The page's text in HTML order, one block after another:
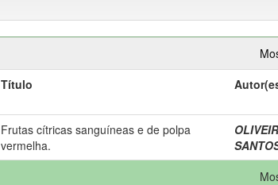
Título
Frutas cítricas sanguíneas e de polpa
vermelha.